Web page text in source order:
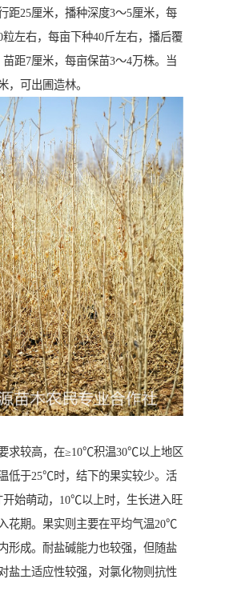
距25厘米，播种深度3～5厘米，每
左右，每亩下种40斤左右，播后覆
距7厘米，每亩保苗3～4万株。当
，可出圃造林。
求较高，在≥10℃积温30℃以上地区
低于25℃时，结下的果实较少。活
始萌动，10℃以上时，生长进入旺
花期。果实则主要在平均气温20℃
形成。耐盐碱能力也较强，但随盐
盐土适应性较强，对氯化物则抗性